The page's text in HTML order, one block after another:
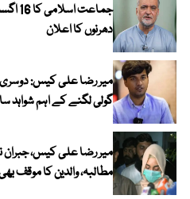
دھرنوں کا اعلان
میر رضا علی کیس: دوسری
گولی لگنے کے اہم شواہد
میر رضا علی کیس، جبران
مطالبہ، والدین کا موقف